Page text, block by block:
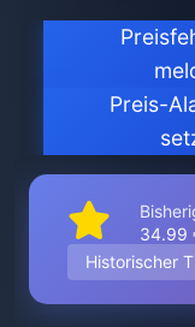
Preis-
34.99
Historischer